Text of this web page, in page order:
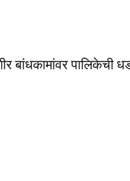
बांधकामांवर पालिकेची